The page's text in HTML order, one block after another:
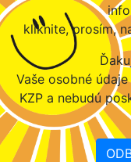
kliknite, prosím,
Vaše osobné
KZP a nebudú